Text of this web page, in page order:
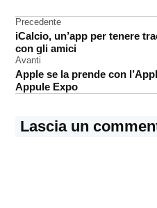
Campus
Cupertino
Navigazione
articoli
Precedente
iCalcio, un’app per tenere
con gli amici
Avanti
Apple se la prende con
Appule Expo
Lascia un